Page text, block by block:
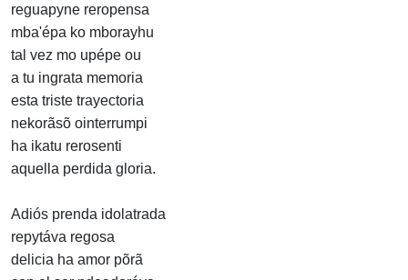
reguapyne reropensa
mba'épa ko mborayhu
tal vez mo upépe ou
a tu ingrata memoria
esta triste trayectoria
nekorãsõ ointerrumpi
ha ikatu rerosenti
aquella perdida gloria.
Adiós prenda idolatrada
repytáva regosa
delicia ha amor põrã